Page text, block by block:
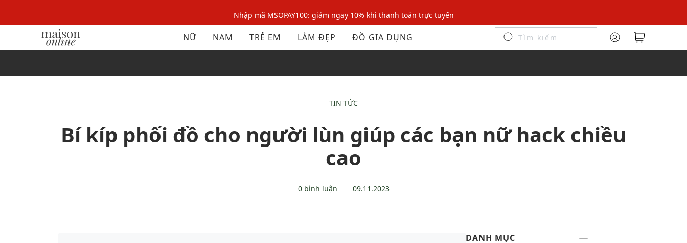
Nhập mã MSOPAY100: giảm ngay 10% khi thanh toán trực tuyến
Nhập mã: MSOXINCHAO - Giảm 10% đơn đầu cho thành viên mới!
Nhập mã MSOPAY100: giảm ngay 10% khi thanh toán trực tuyến
NỮ NAM TRẺ EM LÀM ĐẸP ĐỒ GIA DỤNG
TIN TỨC
Bí kíp phối đồ cho người lùn giúp các bạn nữ hack chiều
cao
0 bình luận 09.11.2023
DANH MỤC